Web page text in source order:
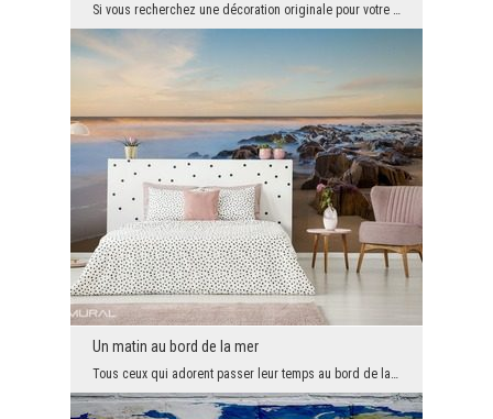
Si vous recherchez une décoration originale pour votre espace en plein simplicité, vous serez cer...
Un matin au bord de la mer
Tous ceux qui adorent passer leur temps au bord de la mer, seront certainement ravis de cette pro...